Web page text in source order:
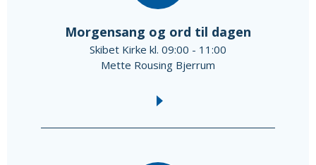
Morgensang og ord til dagen
Skibet Kirke kl. 09:00 - 11:00
Mette Rousing Bjerrum